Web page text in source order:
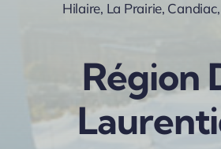
Hilaire, La Prairie,
Région